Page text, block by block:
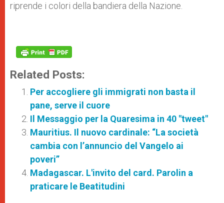
riprende i colori della bandiera della Nazione.
Related Posts:
Per accogliere gli immigrati non basta il
pane, serve il cuore
Il Messaggio per la Quaresima in 40 "tweet"
Mauritius. Il nuovo cardinale: “La società
cambia con l’annuncio del Vangelo ai
poveri”
Madagascar. L'invito del card. Parolin a
praticare le Beatitudini